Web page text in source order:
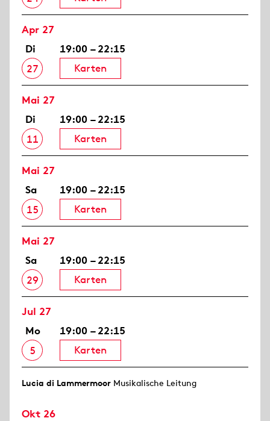
Apr 27
Di
27
19:00 – 22:15
Karten
Mai 27
Di
11
19:00 – 22:15
Karten
Mai 27
Sa
15
19:00 – 22:15
Karten
Mai 27
Sa
29
19:00 – 22:15
Karten
Jul 27
Mo
5
19:00 – 22:15
Karten
Lucia di Lammermoor Musikalische Leitung
Okt 26